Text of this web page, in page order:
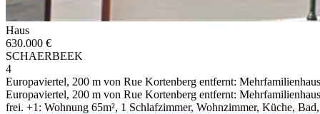
Haus
630.000 €
SCHAERBEEK
4
Europaviertel, 200 m von Rue Kortenberg entfernt:
Europaviertel, 200 m von Rue Kortenberg entfernt:
frei. +1: Wohnung 65m², 1 Schlafzimmer, Wohnzimmer, Küche,